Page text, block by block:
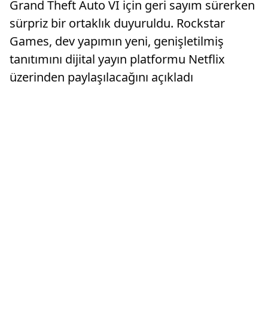
Grand Theft Auto VI için geri sayım sürerken
sürpriz bir ortaklık duyuruldu. Rockstar
Games, dev yapımın yeni, genişletilmiş
tanıtımını dijital yayın platformu Netflix
üzerinden paylaşılacağını açıkladı